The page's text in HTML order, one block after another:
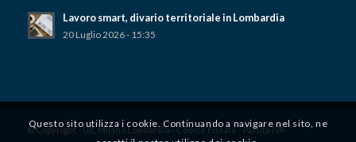
Lavoro smart, divario territoriale in Lombardia
20 Luglio 2026 - 15:35
© Copyright - UIL Milano Lombardia - Codice Fiscale - Partita IVA
Questo sito utilizza i cookie. Continuando a navigare nel sito, ne